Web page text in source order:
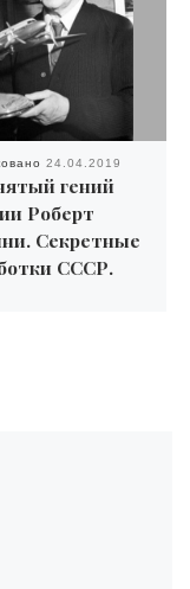
24.04.2019
гений
Роберт
Секретные
СССР.